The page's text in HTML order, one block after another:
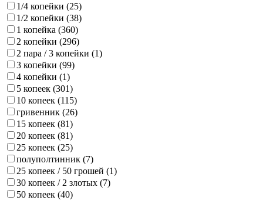
1/4 копейки (25)
1/2 копейки (38)
1 копейка (360)
2 копейки (296)
2 пара / 3 копейки (1)
3 копейки (99)
4 копейки (1)
5 копеек (301)
10 копеек (115)
гривенник (26)
15 копеек (81)
20 копеек (81)
25 копеек (25)
полуполтинник (7)
25 копеек / 50 грошей (1)
30 копеек / 2 злотых (7)
50 копеек (40)